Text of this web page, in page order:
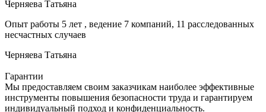
Черняева Татьяна
Опыт работы 5 лет , ведение 7 компаний, 11 расследованных
несчастных случаев
Черняева Татьяна
Гарантии
Мы предоставляем своим заказчикам наиболее эффективные
инструменты повышения безопасности труда и гарантируем
индивидуальный подход и конфиденциальность.